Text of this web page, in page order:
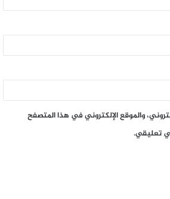
والموقع الإلكتروني في هذا المتصفح
تعليقي.